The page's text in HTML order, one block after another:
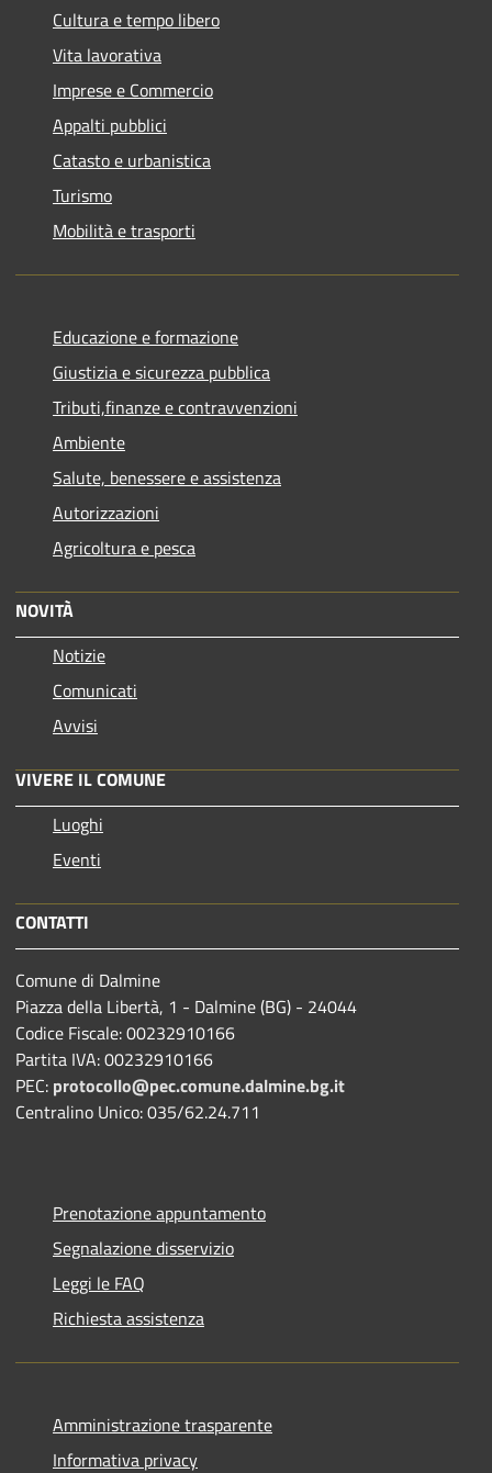
Cultura e tempo libero
Vita lavorativa
Imprese e Commercio
Appalti pubblici
Catasto e urbanistica
Turismo
Mobilità e trasporti
Educazione e formazione
Giustizia e sicurezza pubblica
Tributi,finanze e contravvenzioni
Ambiente
Salute, benessere e assistenza
Autorizzazioni
Agricoltura e pesca
NOVITÀ
Notizie
Comunicati
Avvisi
VIVERE IL COMUNE
Luoghi
Eventi
CONTATTI
Comune di Dalmine
Piazza della Libertà, 1 - Dalmine (BG) - 24044
Codice Fiscale: 00232910166
Partita IVA: 00232910166
PEC: protocollo@pec.comune.dalmine.bg.it
Centralino Unico: 035/62.24.711
Prenotazione appuntamento
Segnalazione disservizio
Leggi le FAQ
Richiesta assistenza
Amministrazione trasparente
Informativa privacy